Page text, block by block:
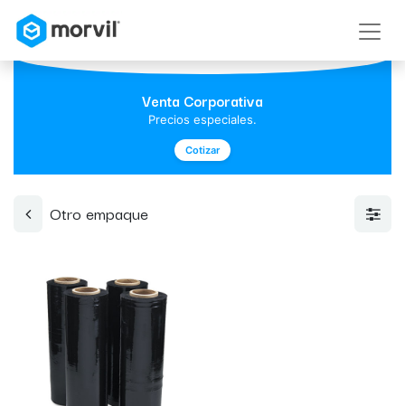
Venta Corporativa
Precios especiales.
Cotizar
Otro empaque